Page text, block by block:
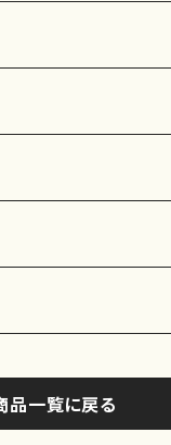
品一覧に戻る